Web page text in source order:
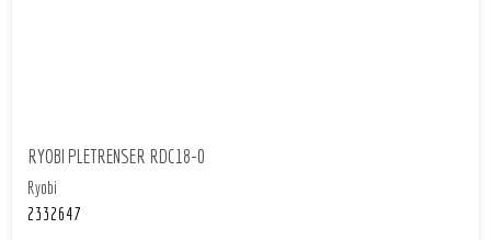
RYOBI PLETRENSER RDC18-0
Ryobi
2332647